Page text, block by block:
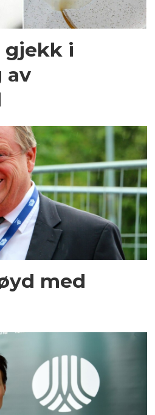
gjekk i
av
med